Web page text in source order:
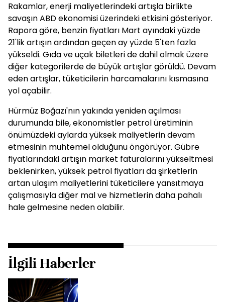
Rakamlar, enerji maliyetlerindeki artışla birlikte
savaşın ABD ekonomisi üzerindeki etkisini gösteriyor.
Rapora göre, benzin fiyatları Mart ayındaki yüzde
21'lik artışın ardından geçen ay yüzde 5'ten fazla
yükseldi. Gıda ve uçak biletleri de dahil olmak üzere
diğer kategorilerde de büyük artışlar görüldü. Devam
eden artışlar, tüketicilerin harcamalarını kısmasına
yol açabilir.
Hürmüz Boğazı'nın yakında yeniden açılması
durumunda bile, ekonomistler petrol üretiminin
önümüzdeki aylarda yüksek maliyetlerin devam
etmesinin muhtemel olduğunu öngörüyor. Gübre
fiyatlarındaki artışın market faturalarını yükseltmesi
beklenirken, yüksek petrol fiyatları da şirketlerin
artan ulaşım maliyetlerini tüketicilere yansıtmaya
çalışmasıyla diğer mal ve hizmetlerin daha pahalı
hale gelmesine neden olabilir.
İlgili Haberler